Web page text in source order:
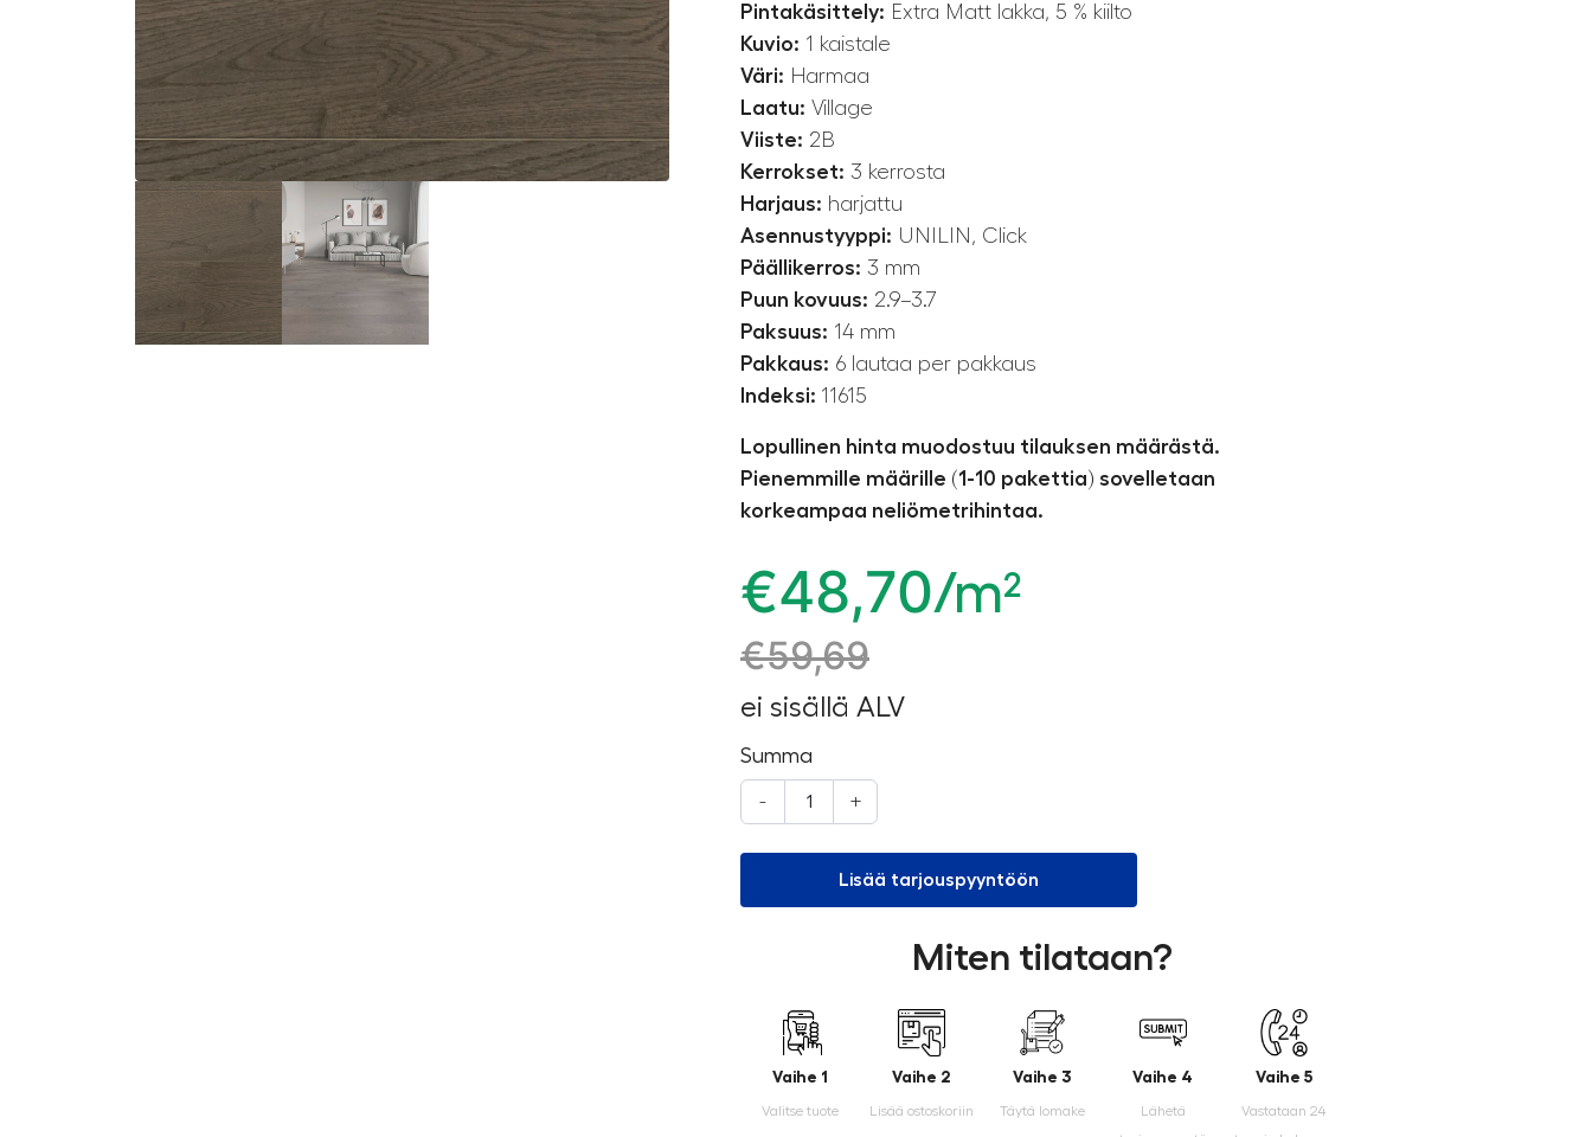
Pintakäsittely: Extra Matt lakka, 5 % kiilto
Kuvio: 1 kaistale
Väri: Harmaa
Laatu: Village
Viiste: 2B
Kerrokset: 3 kerrosta
Harjaus: harjattu
Asennustyyppi: UNILIN, Click
Päällikerros: 3 mm
Puun kovuus: 2.9–3.7
Paksuus: 14 mm
Pakkaus: 6 lautaa per pakkaus
Indeksi: 11615
Lopullinen hinta muodostuu tilauksen määrästä.
Pienemmille määrille (1-10 pakettia) sovelletaan
korkeampaa neliömetrihintaa.
€48,70/m²
€59,69
ei sisällä ALV
Summa
- +
Lisää tarjouspyyntöön
Miten tilataan?
Vaihe 1
Valitse tuote
Vaihe 2
Lisää ostoskoriin
Vaihe 3
Täytä lomake
Vaihe 4
Lähetä
Vaihe 5
Vastataan 24